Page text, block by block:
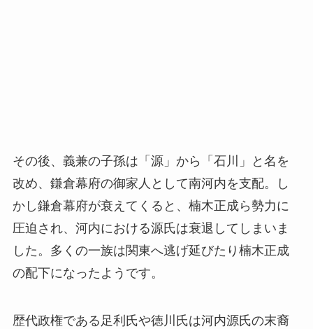
その後、義兼の子孫は「源」から「石川」と名を
改め、鎌倉幕府の御家人として南河内を支配。し
かし鎌倉幕府が衰えてくると、楠木正成ら勢力に
圧迫され、河内における源氏は衰退してしまいま
した。多くの一族は関東へ逃げ延びたり楠木正成
の配下になったようです。
歴代政権である足利氏や徳川氏は河内源氏の末裔